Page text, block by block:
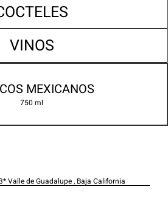
VINOS
MEXICANOS
750 ml
Valle de Guadalupe , Baja California